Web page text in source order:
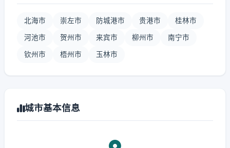
北海市 崇左市 防城港市 贵港市 桂林市
河池市 贺州市 来宾市 柳州市 南宁市
钦州市 梧州市 玉林市
城市基本信息